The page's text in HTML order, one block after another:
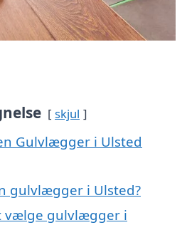
skjul
Gulvlægger i Ulsted
gulvlægger i Ulsted?
vælge gulvlægger i